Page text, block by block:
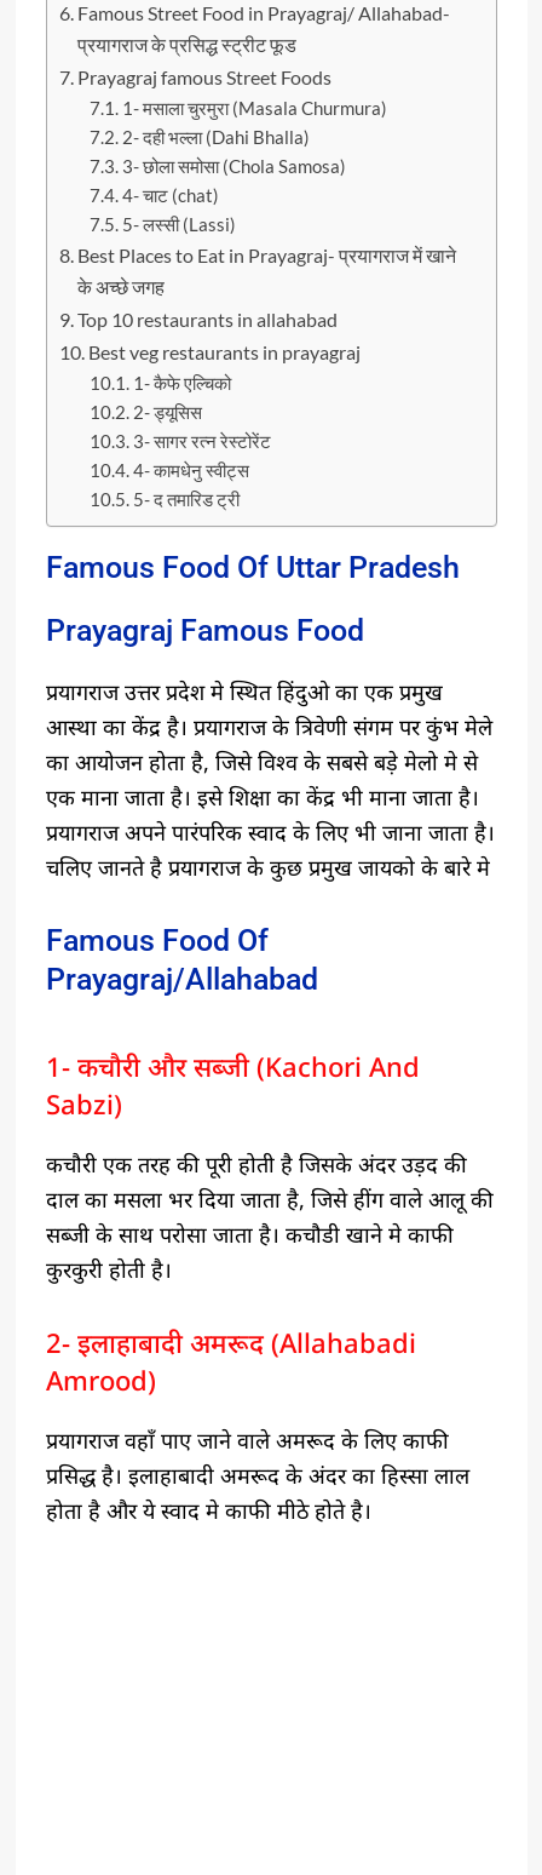
Famous Street Food in Prayagraj/ Allahabad-
प्रयागराज के प्रसिद्ध स्ट्रीट फूड
Prayagraj famous Street Foods
1- मसाला चुरमुरा (Masala Churmura)
2- दही भल्ला (Dahi Bhalla)
3- छोला समोसा (Chola Samosa)
4- चाट (chat)
5- लस्सी (Lassi)
Best Places to Eat in Prayagraj- प्रयागराज में खाने
के अच्छे जगह
Top 10 restaurants in allahabad
Best veg restaurants in prayagraj
1- कैफे एल्चिको
2- ड्यूसिस
3- सागर रत्न रेस्टोरेंट
4- कामधेनु स्वीट्स
5- द तमारिड ट्री
Famous Food Of Uttar Pradesh
Prayagraj Famous Food
प्रयागराज उत्तर प्रदेश मे स्थित हिंदुओ का एक प्रमुख
आस्था का केंद्र है। प्रयागराज के त्रिवेणी संगम पर कुंभ मेले
का आयोजन होता है, जिसे विश्व के सबसे बड़े मेलो मे से
एक माना जाता है। इसे शिक्षा का केंद्र भी माना जाता है।
प्रयागराज अपने पारंपरिक स्वाद के लिए भी जाना जाता है।
चलिए जानते है प्रयागराज के कुछ प्रमुख जायको के बारे मे
Famous Food Of
Prayagraj/Allahabad
1- कचौरी और सब्जी (Kachori And
Sabzi)
कचौरी एक तरह की पूरी होती है जिसके अंदर उड़द की
दाल का मसला भर दिया जाता है, जिसे हींग वाले आलू की
सब्जी के साथ परोसा जाता है। कचौडी खाने मे काफी
कुरकुरी होती है।
2- इलाहाबादी अमरूद (Allahabadi
Amrood)
प्रयागराज वहाँ पाए जाने वाले अमरूद के लिए काफी
प्रसिद्ध है। इलाहाबादी अमरूद के अंदर का हिस्सा लाल
होता है और ये स्वाद मे काफी मीठे होते है।